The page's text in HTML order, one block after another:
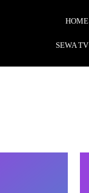
HOME
SEWA